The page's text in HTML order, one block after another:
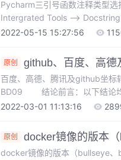
Pycharm三引号函数注释类
Intergrated Tools —>
2022-05-15 15:27:56
原创 github、百度、高德
百度、高德、腾讯及github坐
BD09 结论前言：以下结论均
标系之间两两计算，并未使用任
2022-03-01 11:13:16
原创 docker镜像的版本
docker镜像的版本（bullseye